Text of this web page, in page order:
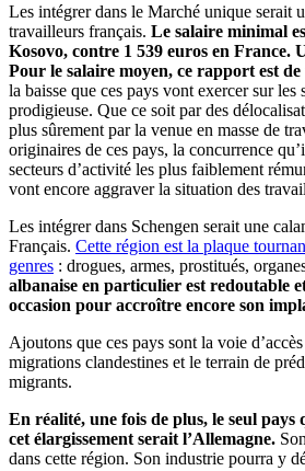
Les intégrer dans le Marché unique serait
travailleurs français. Le salaire minimal
Kosovo, contre 1 539 euros en France.
Pour le salaire moyen, ce rapport est de
la baisse que ces pays vont exercer sur les
prodigieuse. Que ce soit par des
plus sûrement par la venue en masse de
originaires de ces pays, la concurrence
secteurs d’activité les plus faiblement
vont encore aggraver la situation des
Les intégrer dans Schengen serait une
Français. Cette région est la plaque
genres : drogues, armes, prostitués,
albanaise en particulier est redoutable
occasion pour accroître encore son
Ajoutons que ces pays sont la voie
migrations clandestines et le terrain de
migrants.
En réalité, une fois de plus, le seul
cet élargissement serait l’Allemagne.
dans cette région. Son industrie pourra y